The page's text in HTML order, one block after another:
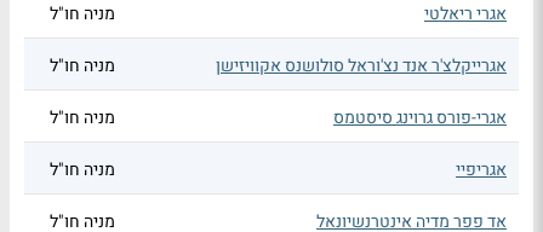
אגרי ריאלטי מניה חו"ל
אגרייקלצ'ר אנד נצ'וראל סולושנס אקוויזישן מניה חו"ל
אגרי-פורס גרוינג סיסטמס מניה חו"ל
אגריפיי מניה חו"ל
אד פפר מדיה אינטרנשיונאל מניה חו"ל